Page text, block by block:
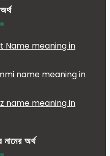
Name meaning in
name meaning in
name meaning in
অর্থ